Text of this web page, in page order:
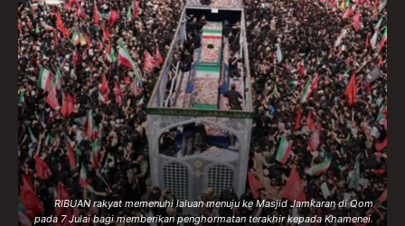
RIBUAN rakyat memenuhi laluan menuju ke Masjid Jamkaran di Qom
pada 7 Julai bagi memberikan penghormatan terakhir kepada Khamenei.